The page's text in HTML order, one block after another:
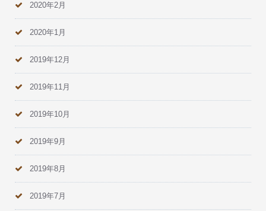
2020年2月
2020年1月
2019年12月
2019年11月
2019年10月
2019年9月
2019年8月
2019年7月